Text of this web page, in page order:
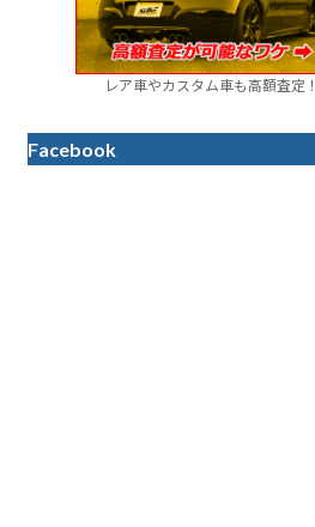
レア車やカスタム車も高額査定！
Facebook